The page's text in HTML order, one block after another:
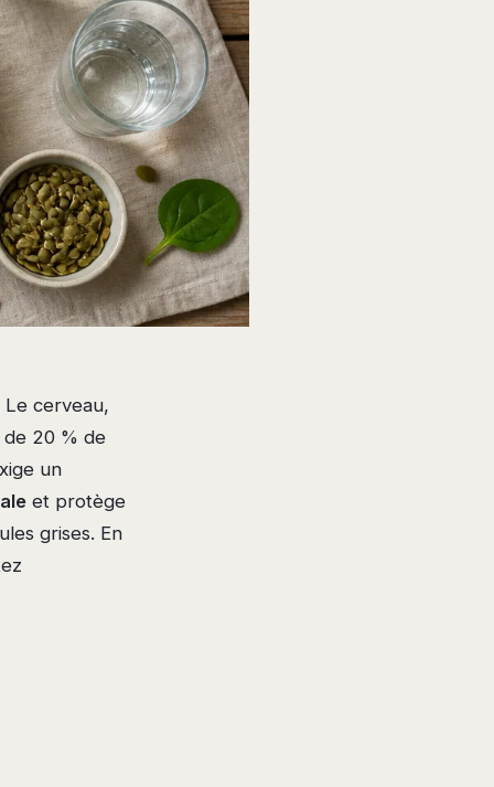
Le cerveau,
20 % de
un
et protège
grises. En